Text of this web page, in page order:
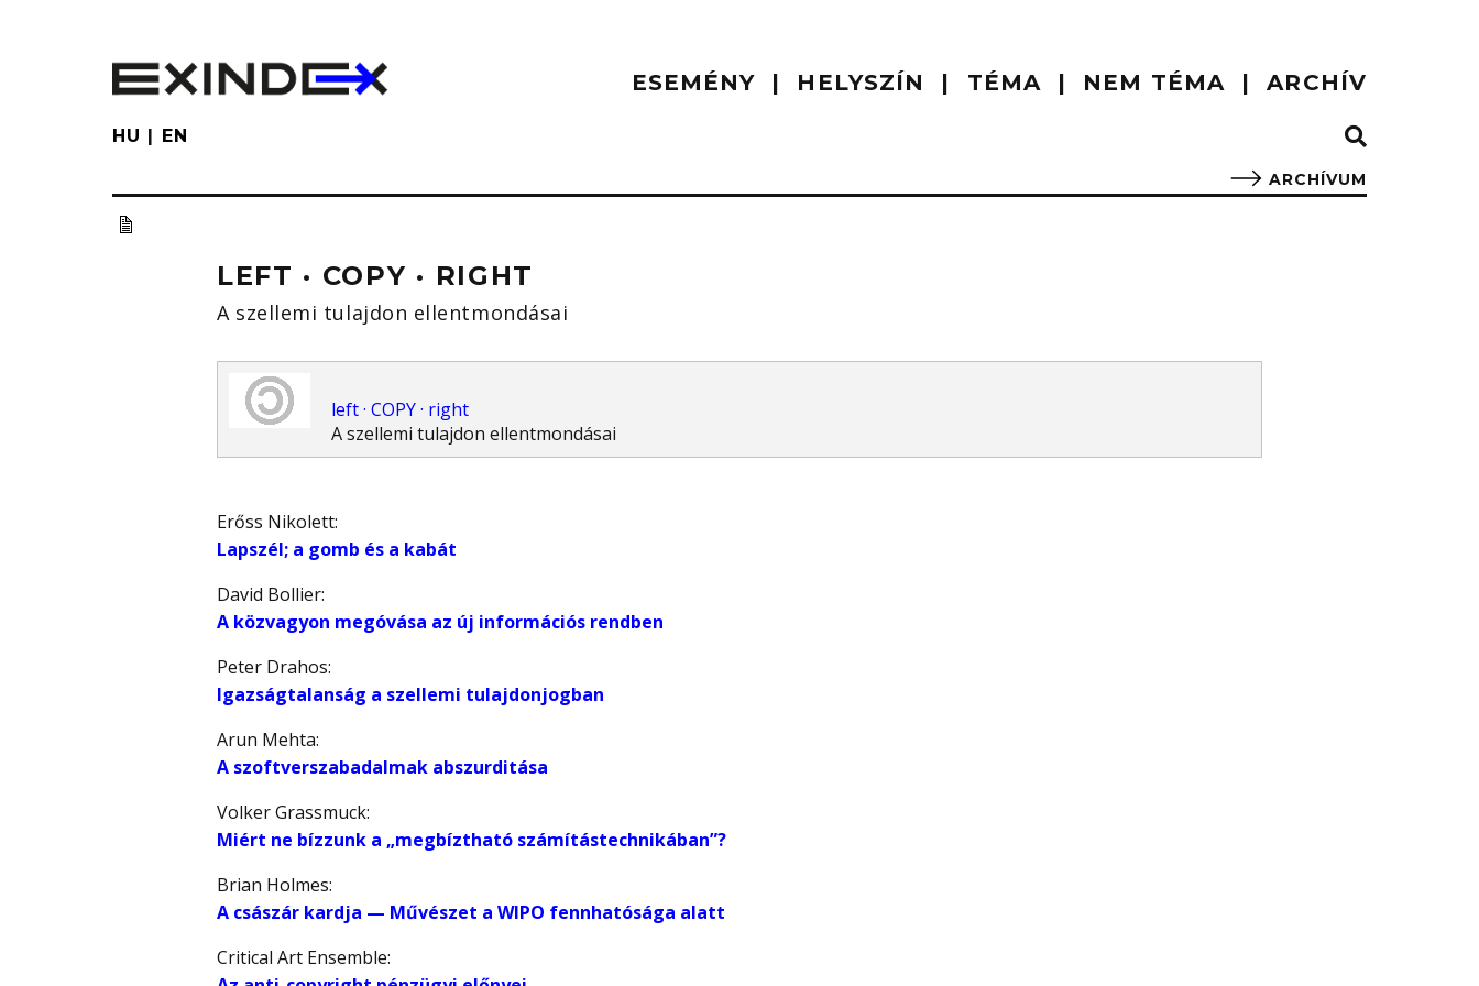
ESEMÉNY HELYSZÍN TÉMA NEM TÉMA ARCHÍV
HU EN
ARCHÍVUM
LEFT · COPY · RIGHT
A szellemi tulajdon ellentmondásai
left · COPY · right
A szellemi tulajdon ellentmondásai
Erőss Nikolett:
Lapszél; a gomb és a kabát
David Bollier:
A közvagyon megóvása az új információs rendben
Peter Drahos:
Igazságtalanság a szellemi tulajdonjogban
Arun Mehta:
A szoftverszabadalmak abszurditása
Volker Grassmuck:
Miért ne bízzunk a „megbíztható számítástechnikában”?
Brian Holmes:
A császár kardja — Művészet a WIPO fennhatósága alatt
Critical Art Ensemble: